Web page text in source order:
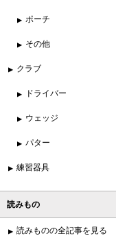
ポーチ
その他
クラブ
ドライバー
ウェッジ
パター
練習器具
読みもの
読みものの全記事を見る